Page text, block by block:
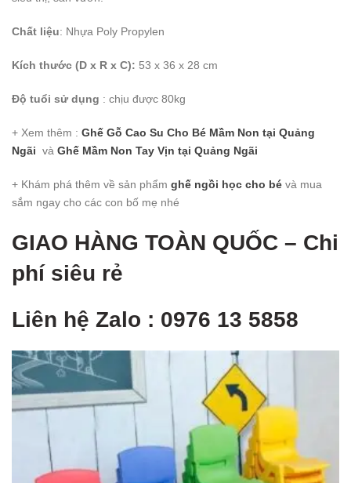
Chất liệu: Nhựa Poly Propylen
Kích thước (D x R x C): 53 x 36 x 28 cm
Độ tuổi sử dụng : chịu được 80kg
+ Xem thêm : Ghế Gỗ Cao Su Cho Bé Mầm Non tại Quảng
Ngãi và Ghế Mầm Non Tay Vịn tại Quảng Ngãi
+ Khám phá thêm về sản phẩm ghế ngồi học cho bé và mua
sắm ngay cho các con bố mẹ nhé
GIAO HÀNG TOÀN QUỐC – Chi
phí siêu rẻ
Liên hệ Zalo : 0976 13 5858